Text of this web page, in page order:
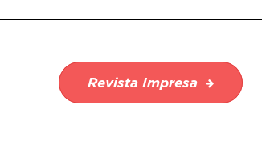
Revista Impresa